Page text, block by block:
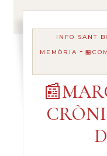
INFO SANT
MEMÒRIA -